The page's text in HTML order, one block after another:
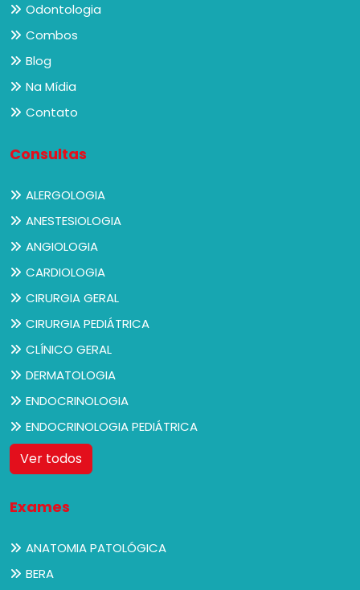
Odontologia
Combos
Blog
Na Mídia
Contato
Consultas
ALERGOLOGIA
ANESTESIOLOGIA
ANGIOLOGIA
CARDIOLOGIA
CIRURGIA GERAL
CIRURGIA PEDIÁTRICA
CLÍNICO GERAL
DERMATOLOGIA
ENDOCRINOLOGIA
ENDOCRINOLOGIA PEDIÁTRICA
Ver todos
Exames
ANATOMIA PATOLÓGICA
BERA